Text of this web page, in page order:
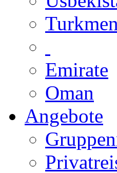
Emirate
Oman
Angebote